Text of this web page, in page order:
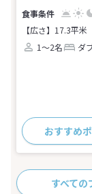
【広さ】17.3平米
1～2名
ダ
おすすめ
すべての